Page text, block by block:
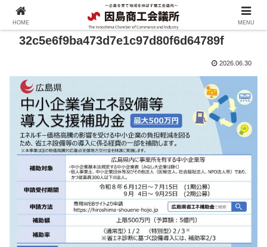
32c5e6f9ba473d7e1c97d80f6d64789f
2026.06.30
HOME MENU